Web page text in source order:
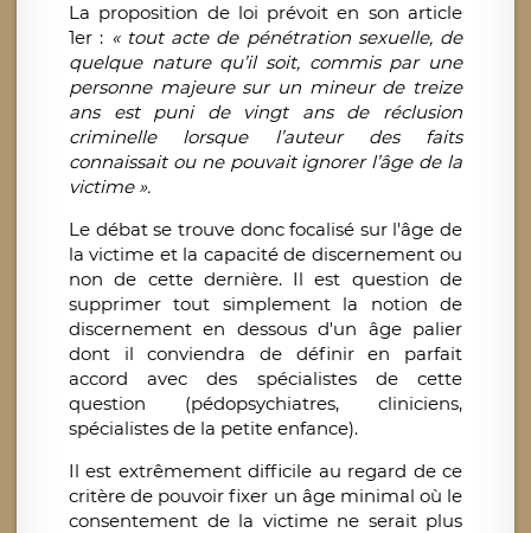
La proposition de loi prévoit en son article
1er : « tout acte de pénétration sexuelle, de
quelque nature qu’il soit, commis par une
personne majeure sur un mineur de treize
ans est puni de vingt ans de réclusion
criminelle lorsque l’auteur des faits
connaissait ou ne pouvait ignorer l’âge de la
victime ».
Le débat se trouve donc focalisé sur l'âge de
la victime et la capacité de discernement ou
non de cette dernière. Il est question de
supprimer tout simplement la notion de
discernement en dessous d'un âge palier
dont il conviendra de définir en parfait
accord avec des spécialistes de cette
question (pédopsychiatres, cliniciens,
spécialistes de la petite enfance).
Il est extrêmement difficile au regard de ce
critère de pouvoir fixer un âge minimal où le
consentement de la victime ne serait plus